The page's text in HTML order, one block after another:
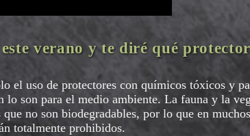
verano y te diré qué
el uso de protectores con químicos tóxicos y
lo son para el medio ambiente. La fauna y la
no son biodegradables, por lo que en
totalmente prohibidos.